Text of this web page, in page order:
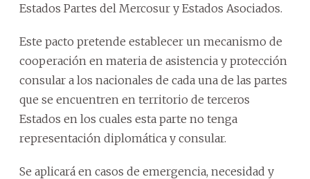
Estados Partes del Mercosur y Estados Asociados.
Este pacto pretende establecer un mecanismo de
cooperación en materia de asistencia y protección
consular a los nacionales de cada una de las partes
que se encuentren en territorio de terceros
Estados en los cuales esta parte no tenga
representación diplomática y consular.
Se aplicará en casos de emergencia, necesidad y